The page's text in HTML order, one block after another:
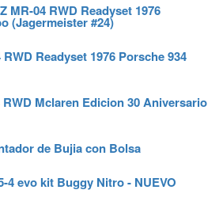
MR-04 RWD Readyset 1976
(Jagermeister #24)
Readyset 1976 Porsche 934
RWD Mclaren Edicion 30 Aniversario
de Bujia con Bolsa
4 evo kit Buggy Nitro - NUEVO